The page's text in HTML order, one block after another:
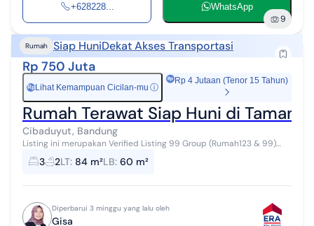
+628228... WhatsApp
9
Rumah Siap HuniDekat Akses Transportasi
Rp 750 Juta
Rp Lihat Kemampuan Cicilan-mu ⓘ
Rp 4 Jutaan (Tenor 15 Tahun)
Rumah Terawat Siap Huni di Taman
Cibaduyut, Bandung
Listing ini merupakan Verified Listing 99 Group (Rumah123 & 99)
Tim 99 Group sudah melakukan pengecekan dokumen, lokasi asli,
dan harga sesuai Si...
3 2LT: 84 m²LB: 60 m²
Diperbarui 3 minggu yang lalu oleh
Gisa